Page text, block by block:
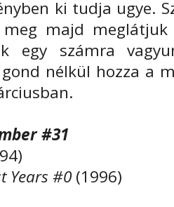
ki tudja ugye.
majd meglátjuk
egy számra
nélkül hozza a
#31
Years #0 (1996)